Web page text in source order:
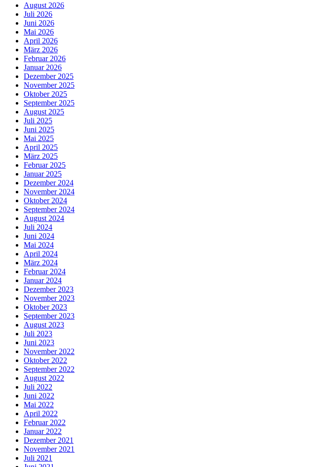
August 2026
Juli 2026
Juni 2026
Mai 2026
April 2026
März 2026
Februar 2026
Januar 2026
Dezember 2025
November 2025
Oktober 2025
September 2025
August 2025
Juli 2025
Juni 2025
Mai 2025
April 2025
März 2025
Februar 2025
Januar 2025
Dezember 2024
November 2024
Oktober 2024
September 2024
August 2024
Juli 2024
Juni 2024
Mai 2024
April 2024
März 2024
Februar 2024
Januar 2024
Dezember 2023
November 2023
Oktober 2023
September 2023
August 2023
Juli 2023
Juni 2023
November 2022
Oktober 2022
September 2022
August 2022
Juli 2022
Juni 2022
Mai 2022
April 2022
Februar 2022
Januar 2022
Dezember 2021
November 2021
Juli 2021